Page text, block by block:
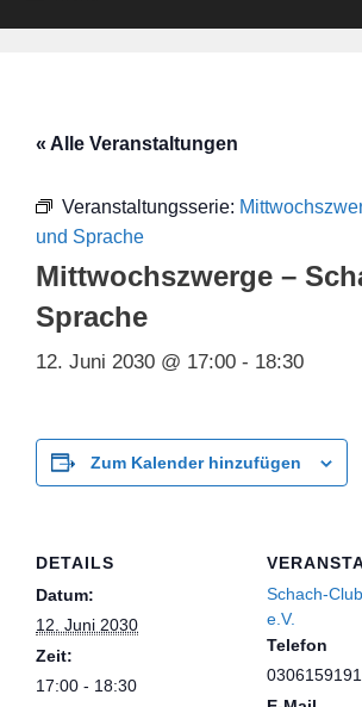
« Alle Veranstaltungen
Veranstaltungsserie:
und Sprache
Mittwochszwerge –
Sprache
12. Juni 2030 @ 17:00 - 18:30
Zum Kalender hinzufügen
DETAILS
Datum:
12. Juni 2030
Zeit:
17:00 - 18:30
Schach-
e.V.
Telefon
0306159191